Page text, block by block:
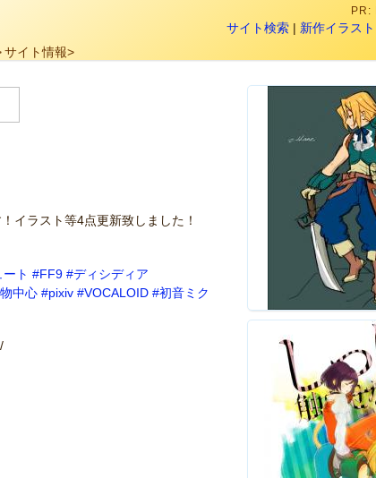
PR:
サイト検索 | 新作イラスト
サイト情報>
イラスト等4点更新致しました！
ト #FF9 #ディシディア
中心 #pixiv #VOCALOID #初音ミク